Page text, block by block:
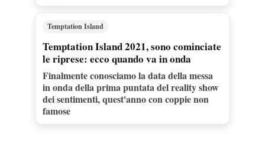
Temptation Island
Temptation Island 2021, sono cominciate
le riprese: ecco quando va in onda
Finalmente conosciamo la data della messa
in onda della prima puntata del reality show
dei sentimenti, quest'anno con coppie non
famose